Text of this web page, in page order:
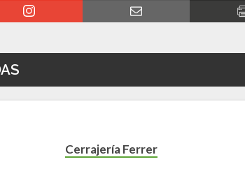
Cerrajería Ferrer